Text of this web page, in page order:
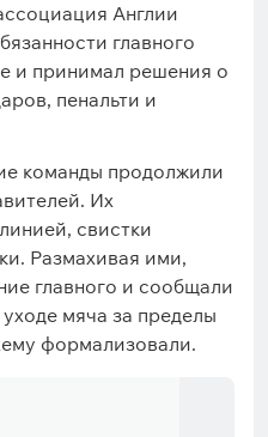
Англии
главного
и принимал решения о
пенальти и
команды продолжили
Их
свистки
Размахивая ими,
главного и сообщали
мяча за пределы
формализовали.